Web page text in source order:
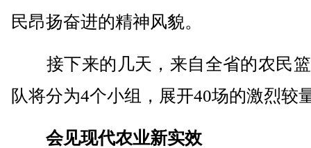
民昂扬奋进的精神风貌。
接下来的几天，来自全省的农民
队将分为4个小组，展开40场的激烈较
会见现代农业新实效